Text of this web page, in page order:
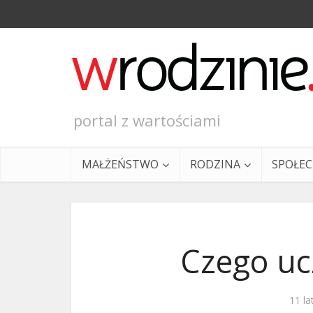
portal z wartościami
MAŁŻEŃSTWO RODZINA
Czego
11